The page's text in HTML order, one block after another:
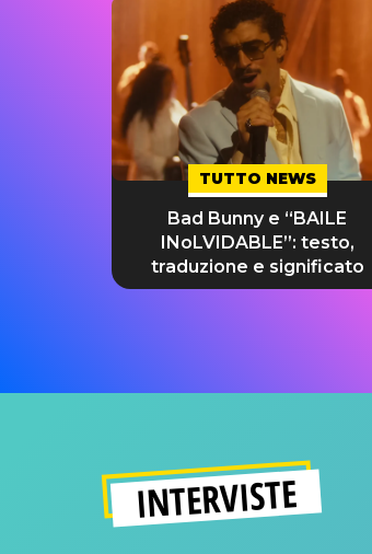
TUTTO NEWS
Bad Bunny e “BAILE
INoLVIDABLE”: testo,
traduzione e significato
INTERVISTE